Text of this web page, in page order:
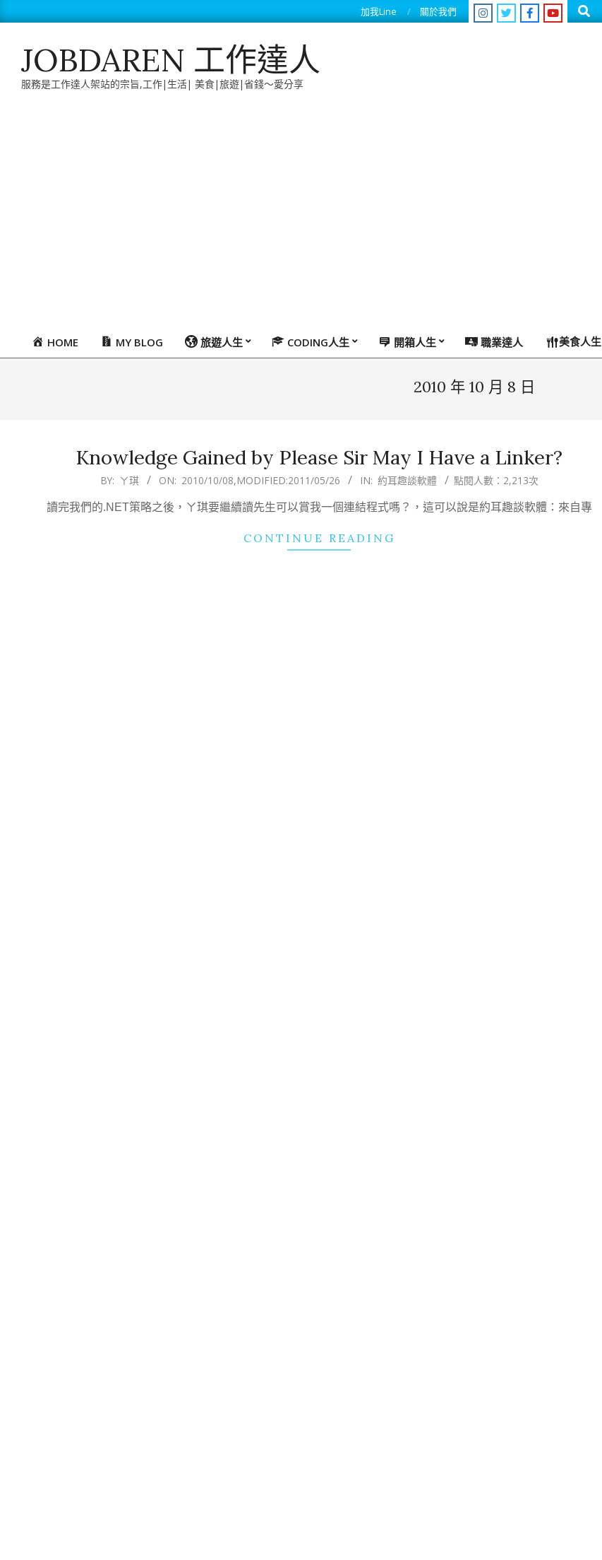
to
加我Line 關於我們 Search
JOBDAREN 工作達人
服務是工作達人架站的宗旨,工作|生活| 美食|旅遊|省錢～愛分享
PrimaryHOME MY BLOG 旅遊人生 CODING人生 開箱人生 職業達人 美食人生
2010 年 10 月 8 日
Knowledge Gained by Please Sir May I Have a Linker?
BY: ㄚ琪 ON: 2010/10/08,MODIFIED:2011/05/26 IN: 約耳趣談軟體 點閱人數：2,213次
讀完我們的.NET策略之後，ㄚ琪要繼續讀先生可以賞我一個連結程式嗎？，這可以說是約耳趣談軟體：來自專
CONTINUE READING